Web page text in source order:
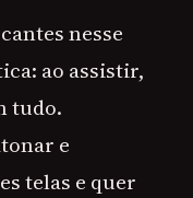
nesse
ao assistir,
tudo.
e
telas e quer